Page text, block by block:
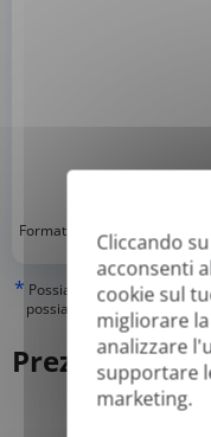
Cliccando
acconsenti
cookie sul
migliorare
analizzare
supportare
marketing.
Formati supportati: DOC,
* Possiamo tradurre solo i
possiamo tradurre i PDF
Prezzi